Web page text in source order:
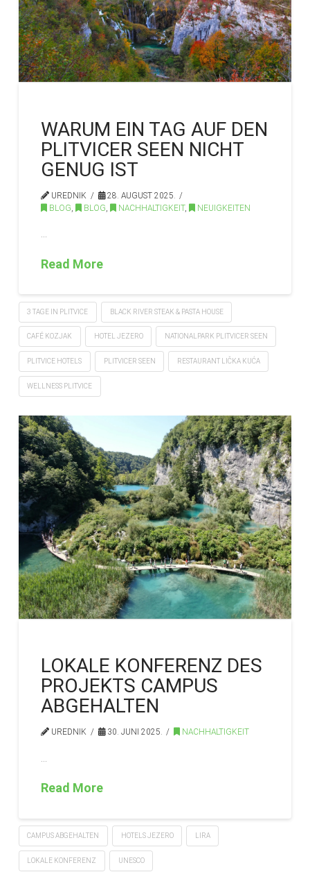
WARUM EIN TAG AUF DEN
PLITVICER SEEN NICHT
GENUG IST
UREDNIK
28. AUGUST 2025.
BLOG
BLOG NACHHALTIGKEIT, NEUIGKEITEN
Read More
3 TAGE IN PLITVICE BLACK RIVER STEAK & PASTA HOUSE
CAFÉ KOZJAK HOTEL JEZERO NATIONALPARK PLITVICER SEEN
PLITVICE HOTELS PLITVICER SEEN RESTAURANT LIČKA KUĆA
WELLNESS PLITVICE
LOKALE KONFERENZ DES
PROJEKTS CAMPUS
ABGEHALTEN
UREDNIK 30. JUNI 2025. NACHHALTIGKEIT
Read More
CAMPUS ABGEHALTEN HOTELS JEZERO LIRA
LOKALE KONFERENZ UNESCO